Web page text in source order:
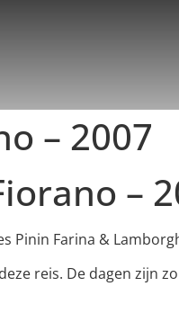
– 2007
–
Pinin Farina &
reis. De dagen zijn